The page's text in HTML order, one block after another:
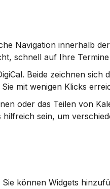
schnell auf Ihre
. Beide zeichnen sich
mit wenigen Klicks
oder das Teilen von
hilfreich sein, um
Sie können Widgets